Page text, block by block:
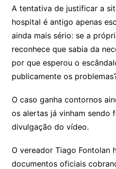
A tentativa de justificar a
hospital é antigo apenas
ainda mais sério: se a
reconhece que sabia da
por que esperou o
publicamente os
O caso ganha contornos
os alertas já vinham sendo
divulgação do vídeo.
O vereador Tiago Fontolan
documentos oficiais